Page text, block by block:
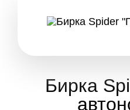
Бирка